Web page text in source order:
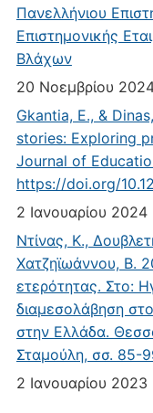
Πανελλήνιου
Επιστημονικής
Βλάχων
20 Νοεμβρίου
Gkantia, E., &
stories: Exploring
Journal of
https://doi.org/
2 Ιανουαρίου 2024
Ντίνας, Κ.,
Χατζηϊωάννου, Β.
ετερότητας. Στο:
διαμεσολάβηση
στην Ελλάδα.
Σταμούλη, σσ. 85-
2 Ιανουαρίου 2023